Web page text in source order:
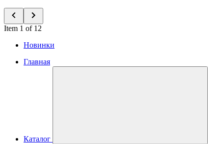
Item 1 of 12
Новинки
Главная
Каталог